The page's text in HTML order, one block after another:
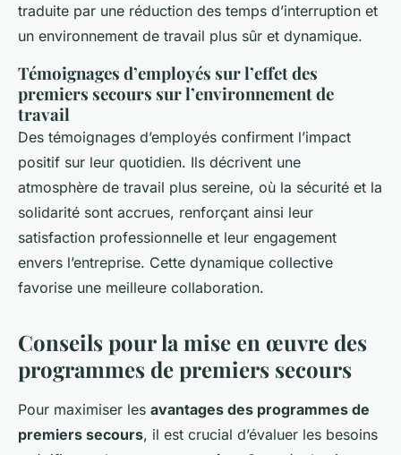
traduite par une réduction des temps d’interruption et
un environnement de travail plus sûr et dynamique.
Témoignages d’employés sur l’effet des
premiers secours sur l’environnement de
travail
Des témoignages d’employés confirment l’impact
positif sur leur quotidien. Ils décrivent une
atmosphère de travail plus sereine, où la sécurité et la
solidarité sont accrues, renforçant ainsi leur
satisfaction professionnelle et leur engagement
envers l’entreprise. Cette dynamique collective
favorise une meilleure collaboration.
Conseils pour la mise en œuvre des
programmes de premiers secours
Pour maximiser les avantages des programmes de
premiers secours, il est crucial d’évaluer les besoins